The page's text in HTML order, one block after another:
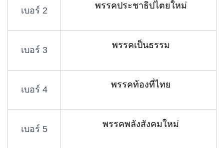
เบอร์ 2 พรรคประชาธิปไตยใหม่
เบอร์ 3 พรรคเป็นธรรม
เบอร์ 4 พรรคท้องที่ไทย
เบอร์ 5 พรรคพลังสังคมใหม่